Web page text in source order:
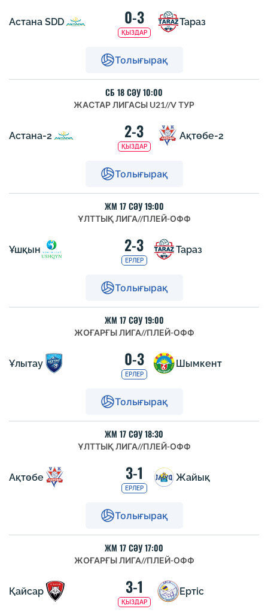
Астана SDD 0-3
ҚЫЗДАР
Тараз
Толығырақ
СБ 18 СӘУ 10:00
ЖАСТАР ЛИГАСЫ U21//V ТУР
Астана-2 2-3
ҚЫЗДАР
Ақтөбе-2
Толығырақ
ЖМ 17 СӘУ 19:00
ҰЛТТЫҚ ЛИГА//ПЛЕЙ-ОФФ
Ұшқын 2-3
ЕРЛЕР
Тараз
Толығырақ
ЖМ 17 СӘУ 19:00
ЖОҒАРҒЫ ЛИГА//ПЛЕЙ-ОФФ
Ұлытау 0-3
ЕРЛЕР
Шымкент
Толығырақ
ЖМ 17 СӘУ 18:30
ҰЛТТЫҚ ЛИГА//ПЛЕЙ-ОФФ
Ақтөбе 3-1
ЕРЛЕР
Жайық
Толығырақ
ЖМ 17 СӘУ 17:00
ЖОҒАРҒЫ ЛИГА//ПЛЕЙ-ОФФ
Қайсар 3-1
ҚЫЗДАР
Ертіс